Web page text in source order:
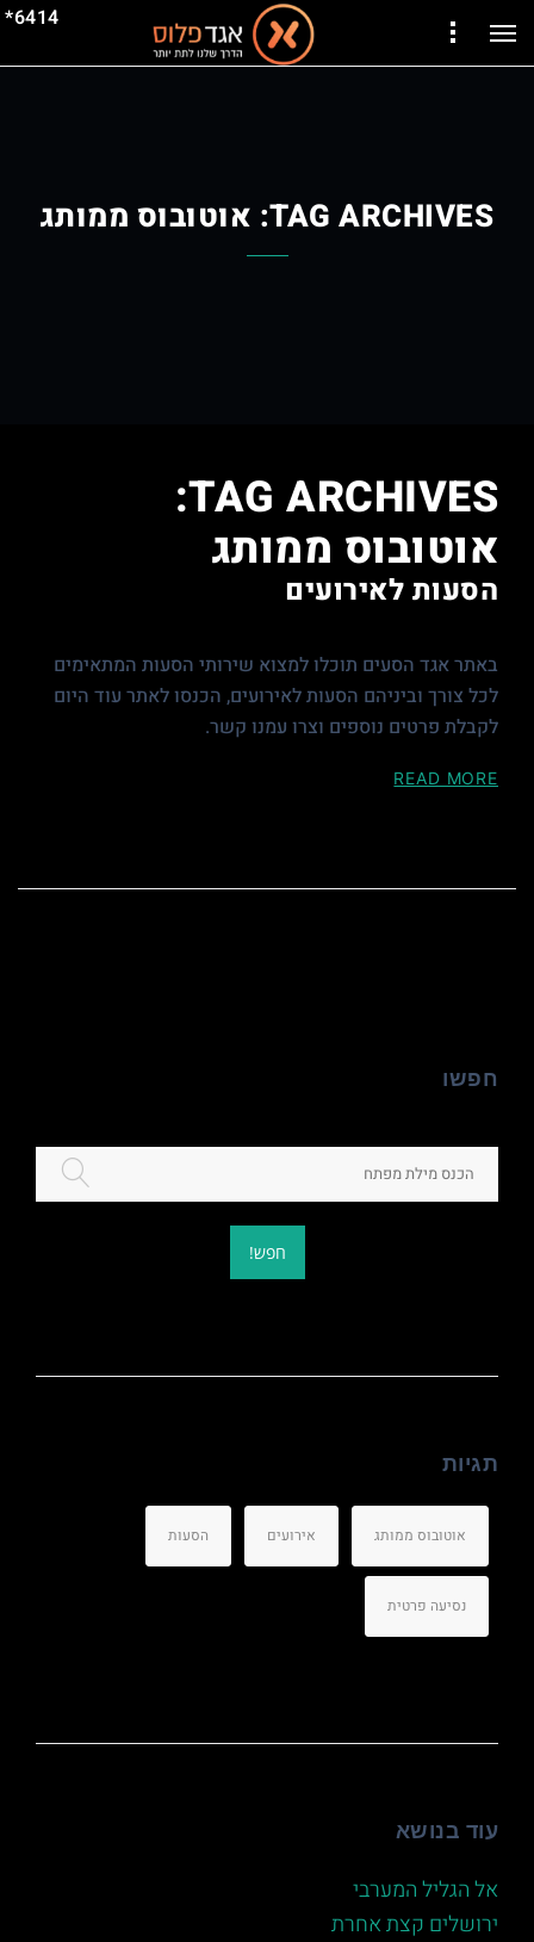
6414*
TAG ARCHIVES: אוטובוס ממותג
TAG ARCHIVES:
אוטובוס ממותג
הסעות לאירועים
באתר אגד הסעים תוכלו למצוא שירותי הסעות המתאימים
לכל צורך וביניהם הסעות לאירועים, הכנסו לאתר עוד היום
לקבלת פרטים נוספים וצרו עמנו קשר.
READ MORE
חפשו
חפש!
תגיות
אוטובוס ממותג אירועים הסעות
נסיעה פרטית
עוד בנושא
אל הגליל המערבי
ירושלים קצת אחרת